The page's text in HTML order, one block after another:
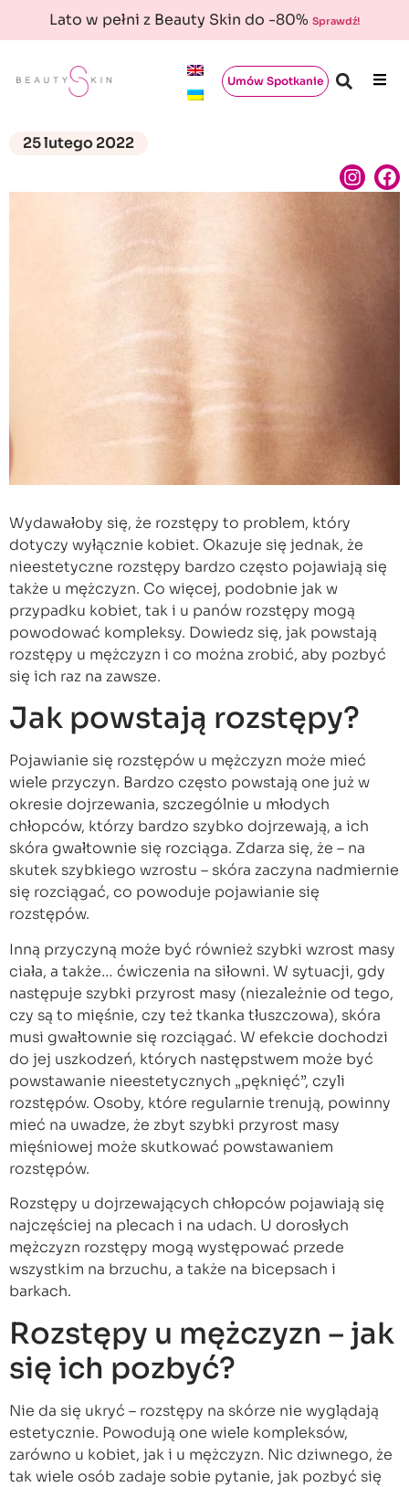
Lato w pełni z Beauty Skin do -80% Sprawdź!
Umów Spotkanie
25 lutego 2022
Wydawałoby się, że rozstępy to problem, który
dotyczy wyłącznie kobiet. Okazuje się jednak, że
nieestetyczne rozstępy bardzo często pojawiają się
także u mężczyzn. Co więcej, podobnie jak w
przypadku kobiet, tak i u panów rozstępy mogą
powodować kompleksy. Dowiedz się, jak powstają
rozstępy u mężczyzn i co można zrobić, aby pozbyć
się ich raz na zawsze.
Jak powstają rozstępy?
Pojawianie się rozstępów u mężczyzn może mieć
wiele przyczyn. Bardzo często powstają one już w
okresie dojrzewania, szczególnie u młodych
chłopców, którzy bardzo szybko dojrzewają, a ich
skóra gwałtownie się rozciąga. Zdarza się, że – na
skutek szybkiego wzrostu – skóra zaczyna nadmiernie
się rozciągać, co powoduje pojawianie się
rozstępów.
Inną przyczyną może być również szybki wzrost masy
ciała, a także… ćwiczenia na siłowni. W sytuacji, gdy
następuje szybki przyrost masy (niezależnie od tego,
czy są to mięśnie, czy też tkanka tłuszczowa), skóra
musi gwałtownie się rozciągać. W efekcie dochodzi
do jej uszkodzeń, których następstwem może być
powstawanie nieestetycznych „pęknięć”, czyli
rozstępów. Osoby, które regularnie trenują, powinny
mieć na uwadze, że zbyt szybki przyrost masy
mięśniowej może skutkować powstawaniem
rozstępów.
Rozstępy u dojrzewających chłopców pojawiają się
najczęściej na plecach i na udach. U dorosłych
mężczyzn rozstępy mogą występować przede
wszystkim na brzuchu, a także na bicepsach i
barkach.
Rozstępy u mężczyzn – jak
się ich pozbyć?
Nie da się ukryć – rozstępy na skórze nie wyglądają
estetycznie. Powodują one wiele kompleksów,
zarówno u kobiet, jak i u mężczyzn. Nic dziwnego, że
tak wiele osób zadaje sobie pytanie, jak pozbyć się